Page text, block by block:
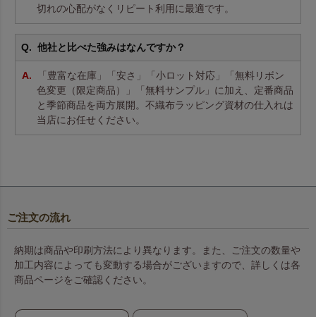
切れの心配がなくリピート利用に最適です。
他社と比べた強みはなんですか？
「豊富な在庫」「安さ」「小ロット対応」「無料リボン
色変更（限定商品）」「無料サンプル」に加え、定番商品
と季節商品を両方展開。不織布ラッピング資材の仕入れは
当店にお任せください。
ご注文の流れ
納期は商品や印刷方法により異なります。また、ご注文の数量や
加工内容によっても変動する場合がございますので、詳しくは各
商品ページをご確認ください。